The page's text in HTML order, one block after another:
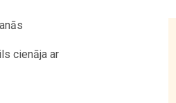
Par
cienāja ar